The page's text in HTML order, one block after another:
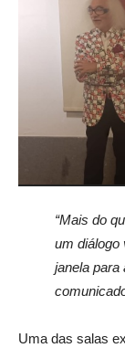
“Mais do
um diálogo
janela para
Uma das salas